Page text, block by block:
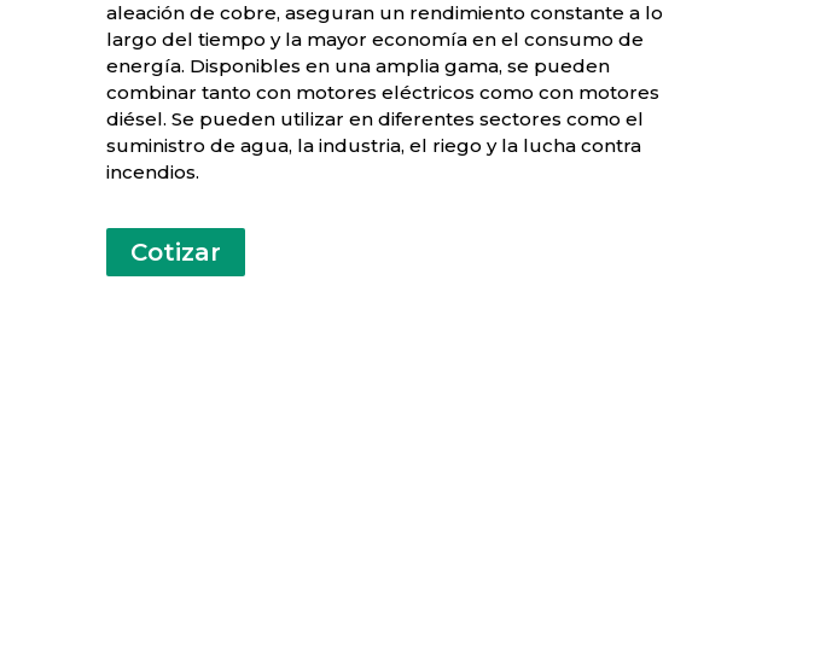
aleación de cobre, aseguran un rendimiento constante a lo
largo del tiempo y la mayor economía en el consumo de
energía. Disponibles en una amplia gama, se pueden
combinar tanto con motores eléctricos como con motores
diésel. Se pueden utilizar en diferentes sectores como el
suministro de agua, la industria, el riego y la lucha contra
incendios.
Cotizar